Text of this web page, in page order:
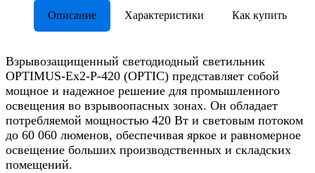
Описание Характеристики Как купить
Взрывозащищенный светодиодный светильник
OPTIMUS-Ex2-P-420 (OPTIC) представляет собой
мощное и надежное решение для промышленного
освещения во взрывоопасных зонах. Он обладает
потребляемой мощностью 420 Вт и световым потоком
до 60 060 люменов, обеспечивая яркое и равномерное
освещение больших производственных и складских
помещений.